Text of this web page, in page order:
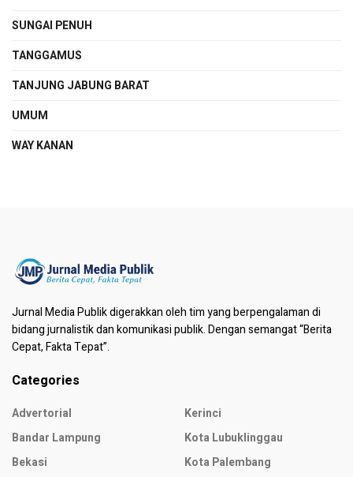
SUNGAI PENUH
TANGGAMUS
TANJUNG JABUNG BARAT
UMUM
WAY KANAN
Jurnal Media Publik digerakkan oleh tim yang berpengalaman di
bidang jurnalistik dan komunikasi publik. Dengan semangat “Berita
Cepat, Fakta Tepat”.
Categories
Advertorial
Bandar Lampung
Bekasi
Kerinci
Kota Lubuklinggau
Kota Palembang